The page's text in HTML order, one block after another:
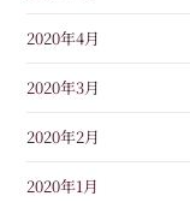
2020年4月
2020年3月
2020年2月
2020年1月